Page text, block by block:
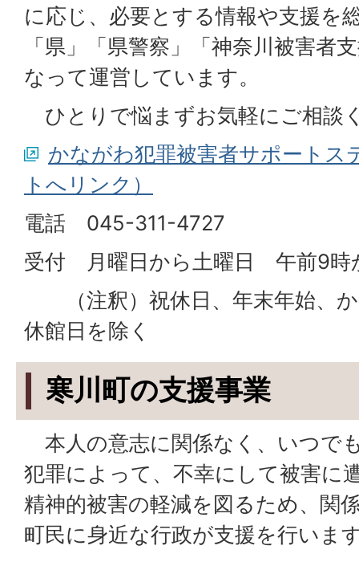
に応じ、必要とする情報や支援を
「県」「県警察」「神奈川被害者
なって運営しています。
ひとりで悩まずお気軽にご相談
かながわ犯罪被害者サポートス
トへリンク）
電話 045-311-4727
受付 月曜日から土曜日 午前9時
（注釈）祝休日、年末年始、か
休館日を除く
寒川町の支援事業
本人の意志に関係なく、いつで
犯罪によって、不幸にして被害に
精神的被害の軽減を図るため、関
町民に身近な行政が支援を行いま